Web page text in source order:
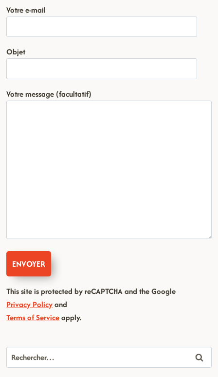
Votre e-mail
Objet
Votre message (facultatif)
This site is protected by reCAPTCHA and the Google
Privacy Policyand
Terms of Serviceapply.
Rechercher :